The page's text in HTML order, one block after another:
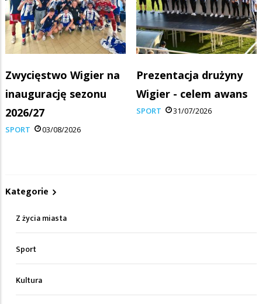
Zwycięstwo Wigier na
inaugurację sezonu
2026/27
SPORT 03/08/2026
Prezentacja drużyny
Wigier - celem awans
SPORT 31/07/2026
Kategorie
Z życia miasta
Sport
Kultura